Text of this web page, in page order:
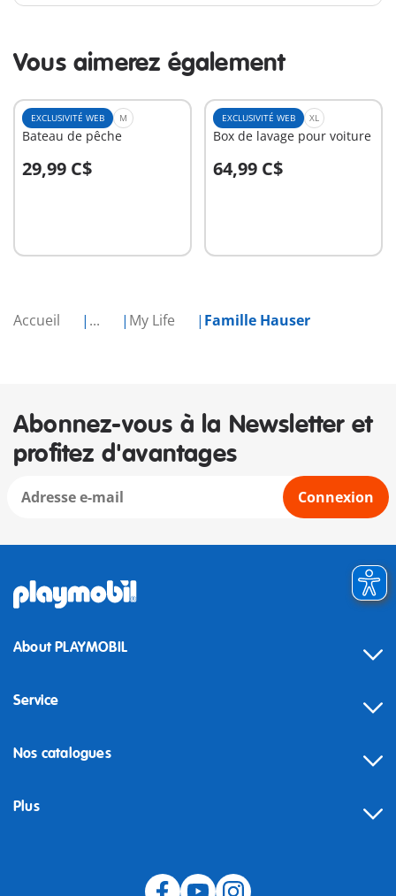
Accueil ... My Life Famille Hauser
Vous aimerez également
EXCLUSIVITÉ WEB M
Bateau de pêche
29,99 C$
Au panier
EXCLUSIVITÉ WEB XL
Box de lavage pour voiture
64,99 C$
Au panier
Abonnez-vous à la Newsletter et
profitez d'avantages
Connexion
About PLAYMOBIL
Service
Nos catalogues
Plus